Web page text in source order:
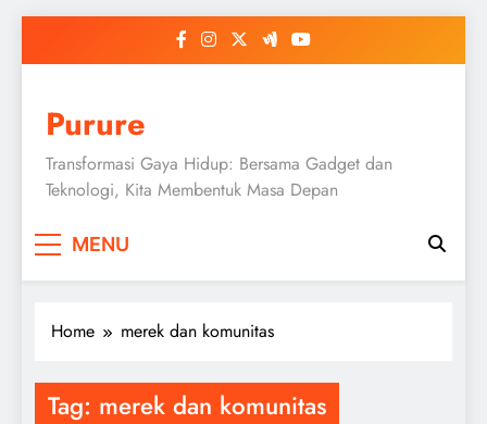
Purure
Transformasi Gaya Hidup: Bersama Gadget dan
Teknologi, Kita Membentuk Masa Depan
MENU
Home merek dan komunitas
Tag: merek dan komunitas